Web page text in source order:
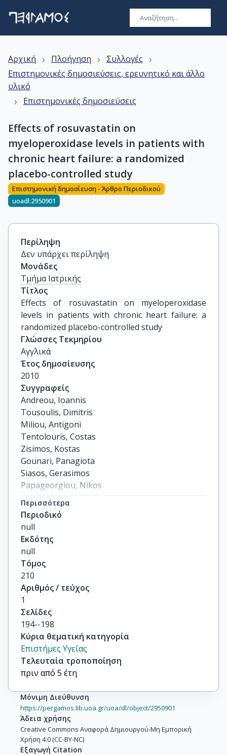
Αρχική › Πλοήγηση › Συλλογές ›
Επιστημονικές δημοσιεύσεις, ερευνητικό και άλλο
υλικό
› Επιστημονικές δημοσιεύσεις
Effects of rosuvastatin on
myeloperoxidase levels in patients with
chronic heart failure: a randomized
placebo-controlled study
Επιστημονική δημοσίευση - Άρθρο Περιοδικού
uoadl:2950901
Περίληψη
Δεν υπάρχει περίληψη
Μονάδες
Τμήμα Ιατρικής
Τίτλος
Effects of rosuvastatin on myeloperoxidase
levels in patients with chronic heart failure: a
randomized placebo-controlled study
Γλώσσες Τεκμηρίου
Αγγλικά
Έτος δημοσίευσης
2010
Συγγραφείς
Andreou, Ioannis
Tousoulis, Dimitris
Miliou, Antigoni
Tentolouris, Costas
Zisimos, Kostas
Gounari, Panagiota
Siasos, Gerasimos
Papageorgiou, Nikos
Papadimitriou, Christos A
Dimopoulos, Meletios-Athanasios
others
Περισσότερα
Περιοδικό
null
Εκδότης
null
Τόμος
210
Αριθμός / τεύχος
1
Σελίδες
194--198
Κύρια θεματική κατηγορία
Επιστήμες Υγείας
Τελευταία τροποποίηση
πριν από 5 έτη
Μόνιμη Διεύθυνση
https://pergamos.lib.uoa.gr/uoa/dl/object/2950901
Άδεια χρήσης
Creative Commons Αναφορά Δημιουργού-Μη Εμπορική
Χρήση 4.0 (CC-BY-NC)
Εξαγωγή Citation